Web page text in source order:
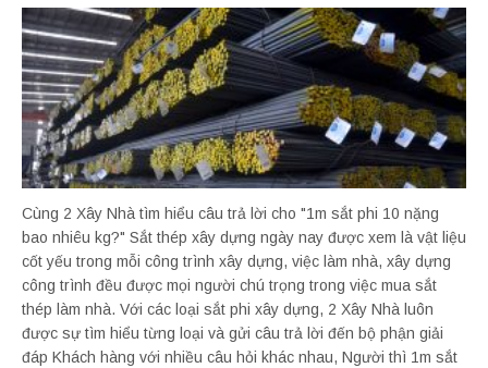
Cùng 2 Xây Nhà tìm hiểu câu trả lời cho "1m sắt phi 10 nặng
bao nhiêu kg?" Sắt thép xây dựng ngày nay được xem là vật liệu
cốt yếu trong mỗi công trình xây dựng, việc làm nhà, xây dựng
công trình đều được mọi người chú trọng trong việc mua sắt
thép làm nhà. Với các loại sắt phi xây dựng, 2 Xây Nhà luôn
được sự tìm hiểu từng loại và gửi câu trả lời đến bộ phận giải
đáp Khách hàng với nhiều câu hỏi khác nhau, Người thì 1m sắt